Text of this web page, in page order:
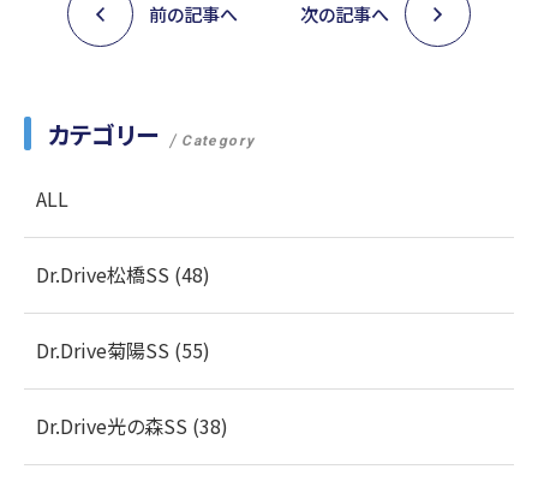
前の記事へ 次の記事へ
カテゴリー Category
ALL
Dr.Drive松橋SS (48)
Dr.Drive菊陽SS (55)
Dr.Drive光の森SS (38)